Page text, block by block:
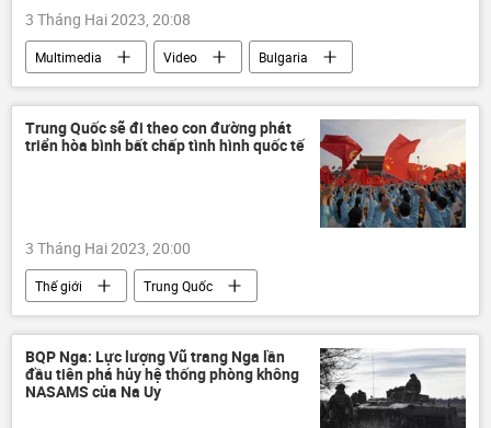
3 Tháng Hai 2023, 20:08
Multimedia Video
Bulgaria
Thế giới
Ukraina
Trung Quốc sẽ đi theo con đường phát
triển hòa bình bất chấp tình hình quốc tế
3 Tháng Hai 2023, 20:00
Thế giới
Trung Quốc
quan hệ quốc tế
hợp tác Kinh tế
BQP Nga: Lực lượng Vũ trang Nga lần
đầu tiên phá hủy hệ thống phòng không
NASAMS của Na Uy